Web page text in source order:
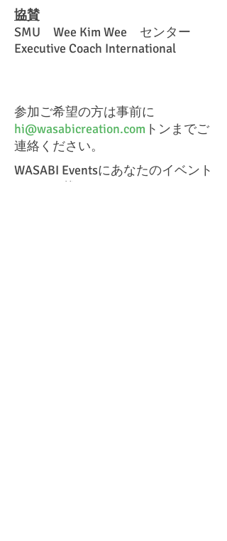
協賛
SMU Wee Kim Wee センター
Executive Coach International
参加ご希望の方は事前に
hi@wasabicreation.com トンまでご
連絡ください。
WASABI Eventsにあなたのイベント